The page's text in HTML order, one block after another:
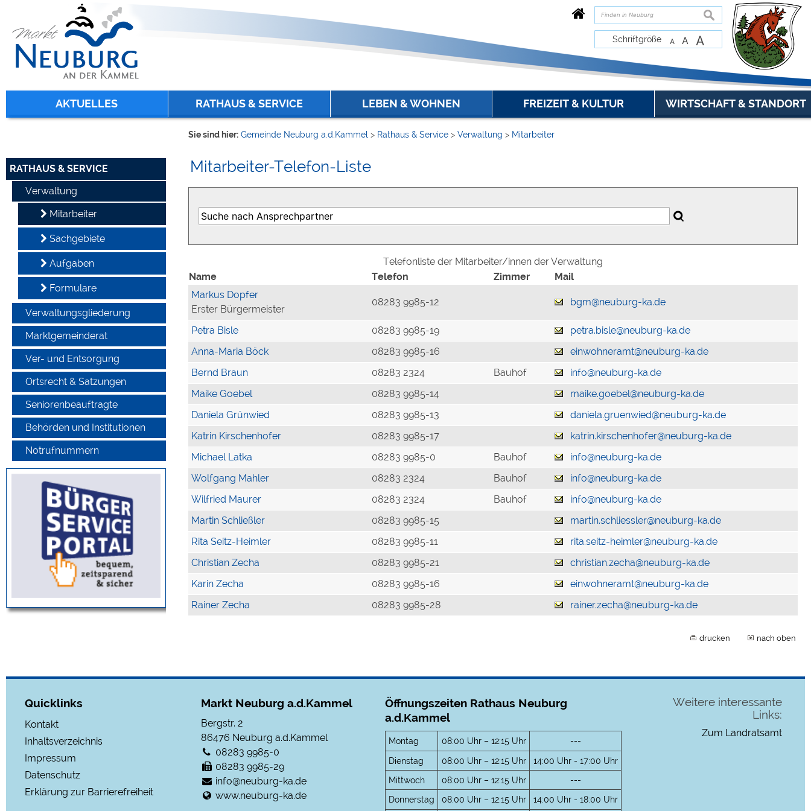
zur Navigation oder zur Startseitespringen.
suchen
Schriftgröße A A A
AKTUELLES RATHAUS & SERVICE LEBEN & WOHNEN FREIZEIT & KULTUR WIRTSCHAFT & STANDORT
RATHAUS & SERVICE
Verwaltung
Mitarbeiter
Sachgebiete
Aufgaben
Formulare
Verwaltungsgliederung
Marktgemeinderat
Ver- und Entsorgung
Ortsrecht & Satzungen
Seniorenbeauftragte
Behörden und Institutionen
Notrufnummern
Sie sind hier: Gemeinde Neuburg a.d.Kammel > Rathaus & Service > Verwaltung > Mitarbeiter
Mitarbeiter-Telefon-Liste
Telefonliste der Mitarbeiter/innen der Verwaltung
Name
Telefon Zimmer
Mail
Markus Dopfer
Erster Bürgermeister
08283 9985-12 bgm@neuburg-ka.de
Petra Bisle 08283 9985-19
petra.bisle@neuburg-ka.de
Anna-Maria Böck
08283 9985-16
einwohneramt@neuburg-ka.de
Bernd Braun
08283 2324 Bauhof
info@neuburg-ka.de
Maike Goebel
08283 9985-14
maike.goebel@neuburg-ka.de
Daniela Grünwied
08283 9985-13
daniela.gruenwied@neuburg-ka.de
Katrin Kirschenhofer
08283 9985-17
katrin.kirschenhofer@neuburg-ka.de
Michael Latka
08283 9985-0 Bauhof
info@neuburg-ka.de
Wolfgang Mahler
08283 2324 Bauhof
info@neuburg-ka.de
Wilfried Maurer
08283 2324 Bauhof
info@neuburg-ka.de
Martin Schließler
08283 9985-15
martin.schliessler@neuburg-ka.de
Rita Seitz-Heimler
08283 9985-11
rita.seitz-heimler@neuburg-ka.de
Christian Zecha
08283 9985-21
christian.zecha@neuburg-ka.de
Karin Zecha
08283 9985-16
einwohneramt@neuburg-ka.de
Rainer Zecha
08283 9985-28 rainer.zecha@neuburg-ka.de
drucken nach oben
Quicklinks
Kontakt
Inhaltsverzeichnis
Impressum
Datenschutz
Erklärung zur Barrierefreiheit
Markt Neuburg a.d.Kammel
Bergstr. 2
86476 Neuburg a.d.Kammel
08283 9985-0
08283 9985-29
info@neuburg-ka.de
www.neuburg-ka.de
Öffnungszeiten Rathaus Neuburg
a.d.Kammel
Montag 08:00 Uhr – 12:15 Uhr
---
Dienstag
08:00 Uhr – 12:15 Uhr
14:00 Uhr - 17:00 Uhr
Mittwoch
08:00 Uhr – 12:15 Uhr
---
Donnerstag
08:00 Uhr – 12:15 Uhr 14:00 Uhr - 18:00 Uhr
Weitere interessante
Links:
Zum Landratsamt